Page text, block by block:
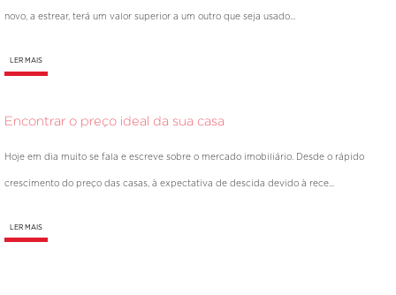
novo, a estrear, terá um valor superior a um outro que seja usado...
LER MAIS
Encontrar o preço ideal da sua casa
Hoje em dia muito se fala e escreve sobre o mercado imobiliário. Desde o rápido
crescimento do preço das casas, à expectativa de descida devido à rece...
LER MAIS